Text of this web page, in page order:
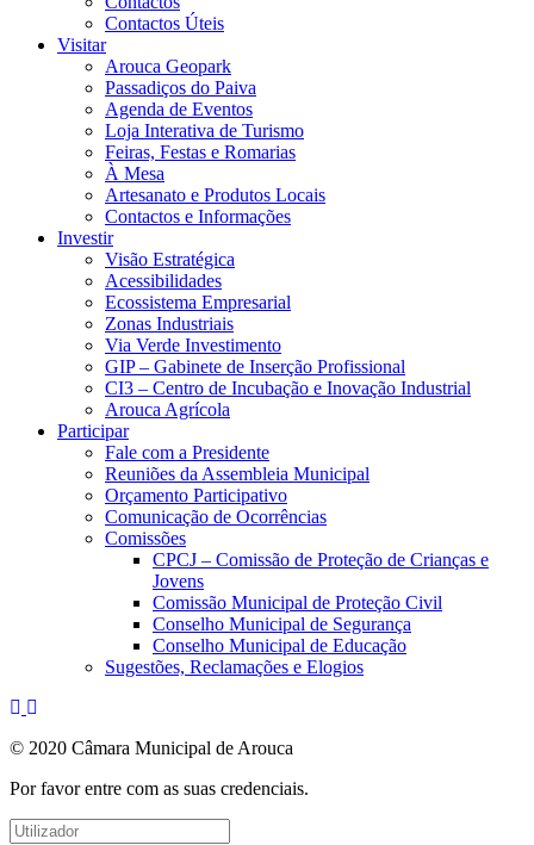
Contactos Úteis
Visitar
Arouca Geopark
Passadiços do Paiva
Agenda de Eventos
Loja Interativa de Turismo
Feiras, Festas e Romarias
À Mesa
Artesanato e Produtos Locais
Contactos e Informações
Investir
Visão Estratégica
Acessibilidades
Ecossistema Empresarial
Zonas Industriais
Via Verde Investimento
GIP – Gabinete de Inserção Profissional
CI3 – Centro de Incubação e Inovação Industrial
Arouca Agrícola
Participar
Fale com a Presidente
Reuniões da Assembleia Municipal
Orçamento Participativo
Comunicação de Ocorrências
Comissões
CPCJ – Comissão de Proteção de Crianças e
Jovens
Comissão Municipal de Proteção Civil
Conselho Municipal de Segurança
Conselho Municipal de Educação
Sugestões, Reclamações e Elogios
© 2020 Câmara Municipal de Arouca
Por favor entre com as suas credenciais.